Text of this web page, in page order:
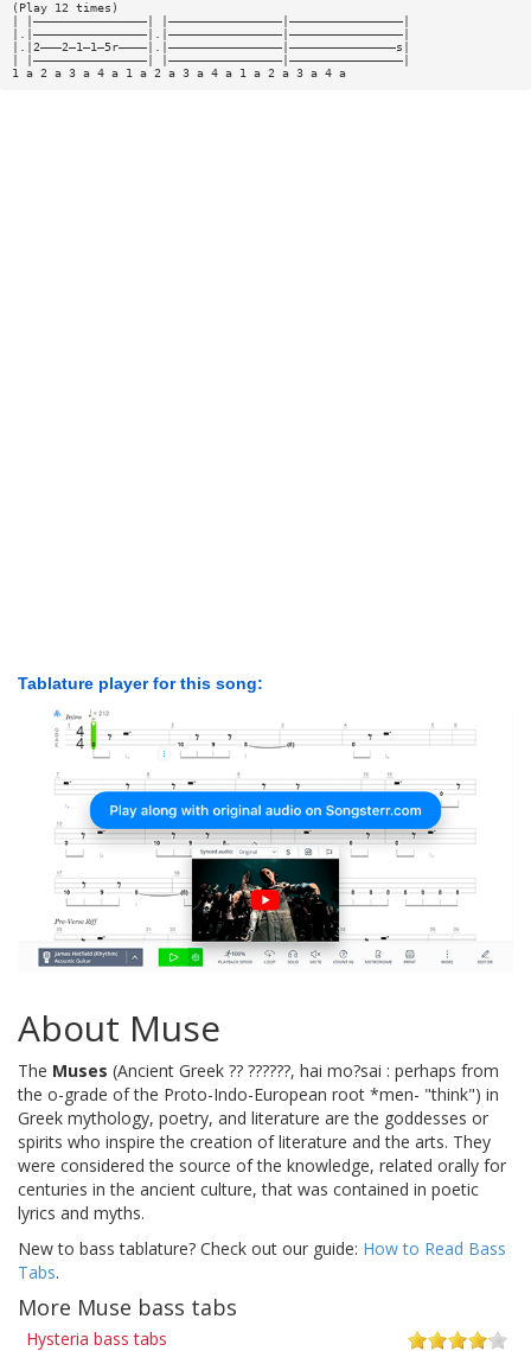
(Play 12 times)
| |————————————————| |————————————————|————————————————|
|.|————————————————|.|————————————————|————————————————|
|.|2———2—1—1—5r————|.|————————————————|———————————————s|
| |————————————————| |————————————————|————————————————|
1 a 2 a 3 a 4 a 1 a 2 a 3 a 4 a 1 a 2 a 3 a 4 a
Tablature player for this song:
About Muse
The Muses (Ancient Greek ?? ??????, hai mo?sai : perhaps from
the o-grade of the Proto-Indo-European root *men- "think") in
Greek mythology, poetry, and literature are the goddesses or
spirits who inspire the creation of literature and the arts. They
were considered the source of the knowledge, related orally for
centuries in the ancient culture, that was contained in poetic
lyrics and myths.
New to bass tablature? Check out our guide: How to Read Bass
Tabs.
More Muse bass tabs
Hysteria bass tabs